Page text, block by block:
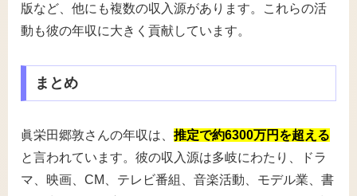
版など、他にも複数の収入源があります。これらの活
動も彼の年収に大きく貢献しています。
まとめ
眞栄田郷敦さんの年収は、 推定で約6300万円を超える
と言われています。彼の収入源は多岐にわたり、ドラ
マ、映画、CM、テレビ番組、音楽活動、モデル業、書